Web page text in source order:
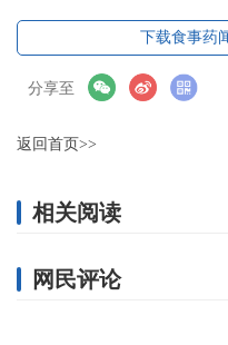
下载食事药
分享至
返回首页>>
相关阅读
网民评论